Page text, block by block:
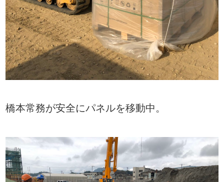
橋本常務が安全にパネルを移動中。